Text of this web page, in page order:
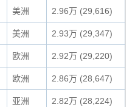
美洲 2.96万 (29,616)
美洲 2.93万 (29,347)
欧洲 2.92万 (29,220)
欧洲 2.86万 (28,647)
亚洲 2.82万 (28,224)